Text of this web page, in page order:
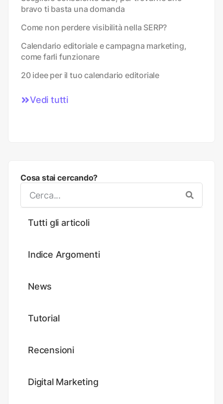
bravo ti basta una domanda
Come non perdere visibilità nella SERP?
Calendario editoriale e campagna marketing,
come farli funzionare
20 idee per il tuo calendario editoriale
Vedi tutti
Cosa stai cercando?
Tutti gli articoli
Indice Argomenti
News
Tutorial
Recensioni
Digital Marketing